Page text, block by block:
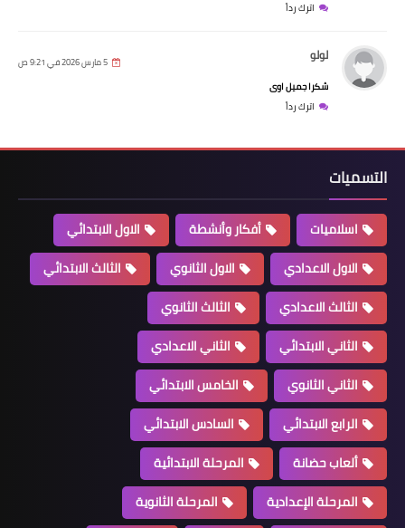
اترك رداً
لولو 5 مارس 2026 في 9:21 ص
شكرا جميل اوى
اترك رداً
التسميات
اسلاميات أفكار وأنشطة
الاول الابتدائي
الاول الاعدادي
الاول الثانوي
الثالث الابتدائي
الثالث الاعدادي
الثالث الثانوي
الثاني الابتدائي
الثاني الاعدادي
الثاني الثانوي
الخامس الابتدائي
الرابع الابتدائي
السادس الابتدائي
ألعاب حضانة
المرحلة الابتدائية
المرحلة الإعدادية
المرحلة الثانوية